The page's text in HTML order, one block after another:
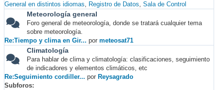
General en distintos idiomas
Registro de Datos Sala de Control
Meteorología general
Foro general de meteorología, donde se tratará cualquier tema
sobre meteorología.
Re:Tiempo y clima en Gir... por meteosat71
Climatología
Para hablar de clima y climatología: clasificaciones, seguimiento
de indicadores y elementos climáticos, etc
Re:Seguimiento cordiller... por Reysagrado
Subforos